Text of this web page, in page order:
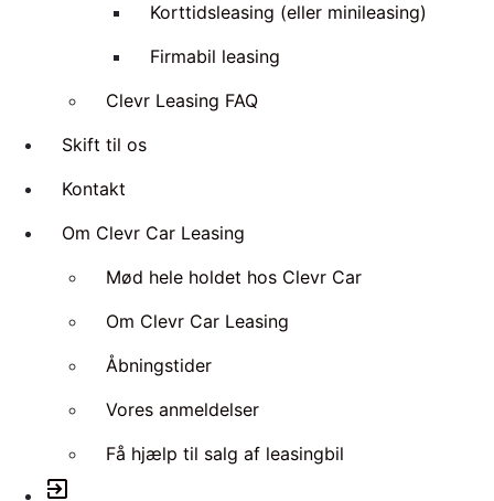
Korttidsleasing (eller minileasing)
Firmabil leasing
Clevr Leasing FAQ
Skift til os
Kontakt
Om Clevr Car Leasing
Mød hele holdet hos Clevr Car
Om Clevr Car Leasing
Åbningstider
Vores anmeldelser
Få hjælp til salg af leasingbil
exit_to_app